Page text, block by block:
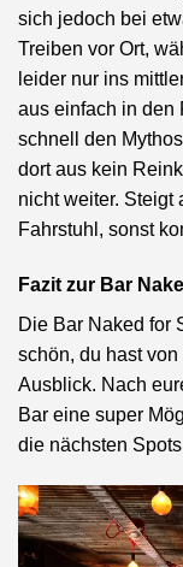
sich jedoch bei
Treiben vor Ort,
leider nur ins
aus einfach in den
schnell den
dort aus kein
nicht weiter. Steigt
Fahrstuhl, sonst
Fazit zur Bar
Die Bar Naked for
schön, du hast
Ausblick. Nach
Bar eine super
die nächsten